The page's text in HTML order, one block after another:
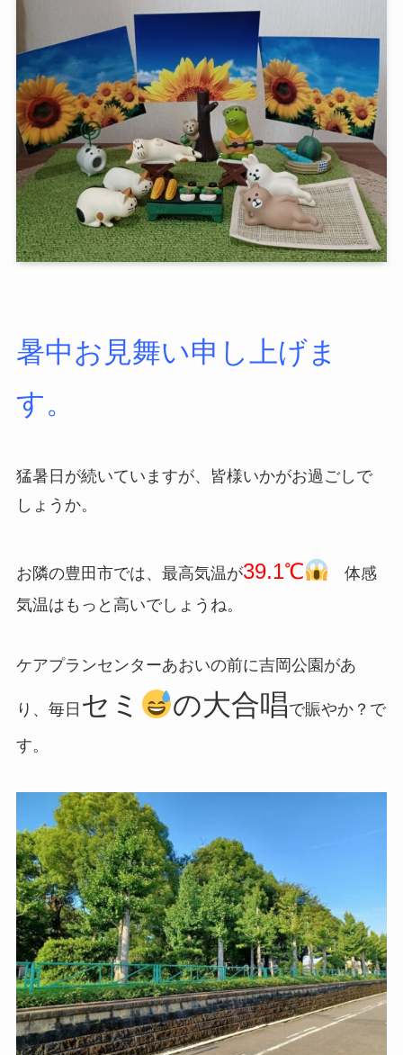
暑中お見舞い申し上げま
す。
猛暑日が続いていますが、皆様いかがお過ごしで
しょうか。
お隣の豊田市では、最高気温が39.1℃
体感
気温はもっと高いでしょうね。
ケアプランセンターあおいの前に吉岡公園があ
り、毎日 セミ の大合唱で賑やか？で
す。